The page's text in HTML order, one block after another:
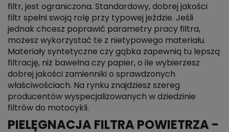
filtr, jest ograniczona. Standardowy, dobrej jakości
filtr spełni swoją rolę przy typowej jeździe. Jeśli
jednak chcesz poprawić parametry pracy filtra,
możesz wykorzystać te z nietypowego materiału.
Materiały syntetyczne czy gąbka zapewnią tu lepszą
filtrację, niż bawełna czy papier, o ile wybierzesz
dobrej jakości zamienniki o sprawdzonych
właściwościach. Na rynku znajdziesz szereg
producentów wyspecjalizowanych w dziedzinie
filtrów do motocykli.
PIELĘGNACJA FILTRA POWIETRZA -